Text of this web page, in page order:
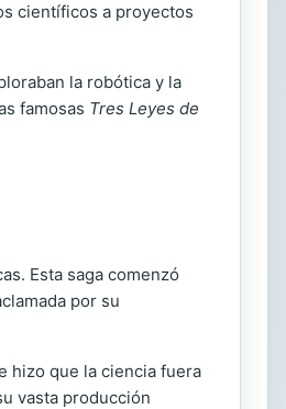
científicos a proyectos
la robótica y la
famosas Tres Leyes de
Esta saga comenzó
por su
hizo que la ciencia fuera
vasta producción